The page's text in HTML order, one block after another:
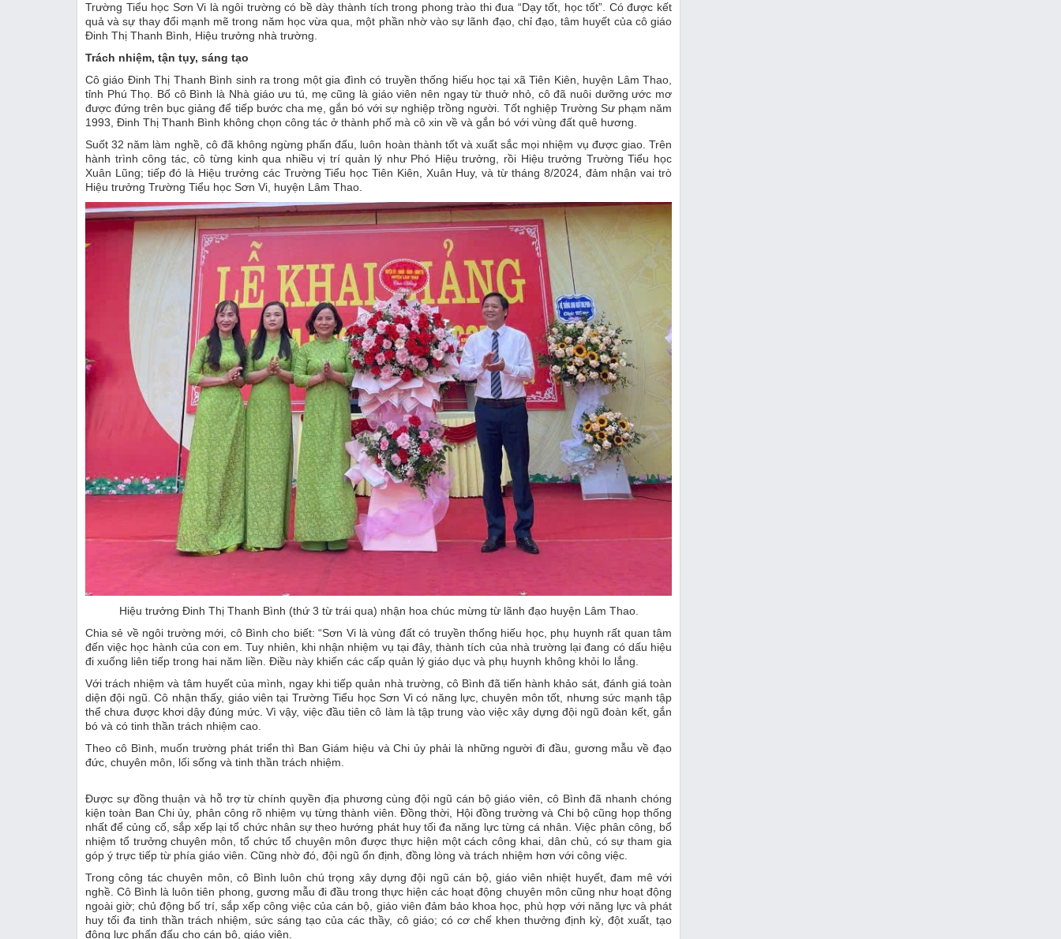
Trường Tiểu học Sơn Vi là ngôi trường có bề dày thành tích trong phong trào thi đua “Dạy tốt, học tốt”. Có được kết
quả và sự thay đổi mạnh mẽ trong năm học vừa qua, một phần nhờ vào sự lãnh đạo, chỉ đạo, tâm huyết của cô giáo
Đinh Thị Thanh Bình, Hiệu trưởng nhà trường.
Trách nhiệm, tận tụy, sáng tạo
Cô giáo Đinh Thị Thanh Bình sinh ra trong một gia đình có truyền thống hiếu học tại xã Tiên Kiên, huyện Lâm Thao,
tỉnh Phú Thọ. Bố cô Bình là Nhà giáo ưu tú, mẹ cũng là giáo viên nên ngay từ thuở nhỏ, cô đã nuôi dưỡng ước mơ
được đứng trên bục giảng để tiếp bước cha mẹ, gắn bó với sự nghiệp trồng người. Tốt nghiệp Trường Sư phạm năm
1993, Đinh Thị Thanh Bình không chọn công tác ở thành phố mà cô xin về và gắn bó với vùng đất quê hương.
Suốt 32 năm làm nghề, cô đã không ngừng phấn đấu, luôn hoàn thành tốt và xuất sắc mọi nhiệm vụ được giao. Trên
hành trình công tác, cô từng kinh qua nhiều vị trí quản lý như Phó Hiệu trưởng, rồi Hiệu trưởng Trường Tiểu học
Xuân Lũng; tiếp đó là Hiệu trưởng các Trường Tiểu học Tiên Kiên, Xuân Huy, và từ tháng 8/2024, đảm nhận vai trò
Hiệu trưởng Trường Tiểu học Sơn Vi, huyện Lâm Thao.
Hiệu trưởng Đinh Thị Thanh Bình (thứ 3 từ trái qua) nhận hoa chúc mừng từ lãnh đạo huyện Lâm Thao.
Chia sẻ về ngôi trường mới, cô Bình cho biết: “Sơn Vi là vùng đất có truyền thống hiếu học, phụ huynh rất quan tâm
đến việc học hành của con em. Tuy nhiên, khi nhận nhiệm vụ tại đây, thành tích của nhà trường lại đang có dấu hiệu
đi xuống liên tiếp trong hai năm liền. Điều này khiến các cấp quản lý giáo dục và phụ huynh không khỏi lo lắng.
Với trách nhiệm và tâm huyết của mình, ngay khi tiếp quản nhà trường, cô Bình đã tiến hành khảo sát, đánh giá toàn
diện đội ngũ. Cô nhận thấy, giáo viên tại Trường Tiểu học Sơn Vi có năng lực, chuyên môn tốt, nhưng sức mạnh tập
thể chưa được khơi dậy đúng mức. Vì vậy, việc đầu tiên cô làm là tập trung vào việc xây dựng đội ngũ đoàn kết, gắn
bó và có tinh thần trách nhiệm cao.
Theo cô Bình, muốn trường phát triển thì Ban Giám hiệu và Chi ủy phải là những người đi đầu, gương mẫu về đạo
đức, chuyên môn, lối sống và tinh thần trách nhiệm.
Được sự đồng thuận và hỗ trợ từ chính quyền địa phương cùng đội ngũ cán bộ giáo viên, cô Bình đã nhanh chóng
kiện toàn Ban Chi ủy, phân công rõ nhiệm vụ từng thành viên. Đồng thời, Hội đồng trường và Chi bộ cũng họp thống
nhất để củng cố, sắp xếp lại tổ chức nhân sự theo hướng phát huy tối đa năng lực từng cá nhân. Việc phân công, bổ
nhiệm tổ trưởng chuyên môn, tổ chức tổ chuyên môn được thực hiện một cách công khai, dân chủ, có sự tham gia
góp ý trực tiếp từ phía giáo viên. Cũng nhờ đó, đội ngũ ổn định, đồng lòng và trách nhiệm hơn với công việc.
Trong công tác chuyên môn, cô Bình luôn chú trọng xây dựng đội ngũ cán bộ, giáo viên nhiệt huyết, đam mê với
nghề. Cô Bình là luôn tiên phong, gương mẫu đi đầu trong thực hiện các hoạt động chuyên môn cũng như hoạt động
ngoài giờ; chủ động bố trí, sắp xếp công việc của cán bộ, giáo viên đảm bảo khoa học, phù hợp với năng lực và phát
huy tối đa tinh thần trách nhiệm, sức sáng tạo của các thầy, cô giáo; có cơ chế khen thưởng định kỳ, đột xuất, tạo
động lực phấn đấu cho cán bộ, giáo viên.